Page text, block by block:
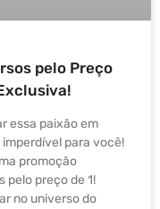
pelo Preço
essa paixão em
para você!
promoção
pelo preço de 1!
no universo do